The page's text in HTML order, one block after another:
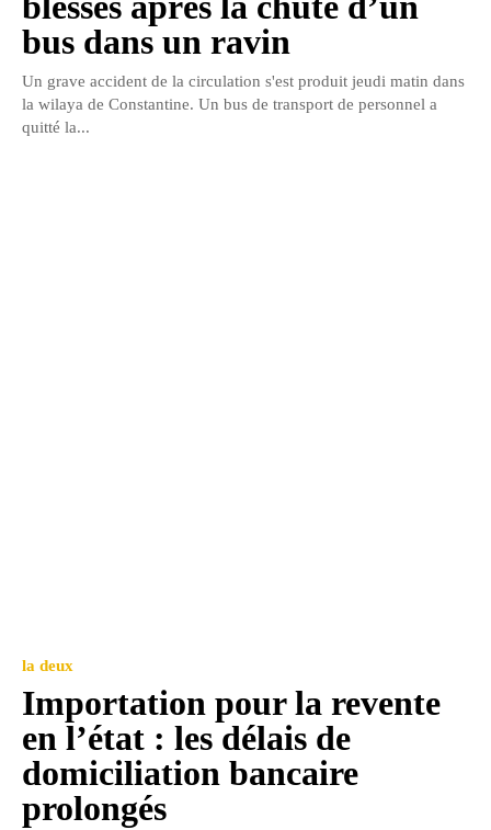
bus dans un ravin
Un grave accident de la circulation s'est produit jeudi matin dans
la wilaya de Constantine. Un bus de transport de personnel a
quitté la...
la deux
Importation pour la revente
en l’état : les délais de
domiciliation bancaire
prolongés